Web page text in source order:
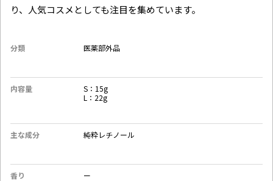
り、人気コスメとしても注目を集めています。
分類 医薬部外品
内容量
S：15g
L：22g
主な成分 純粋レチノール
香り ー